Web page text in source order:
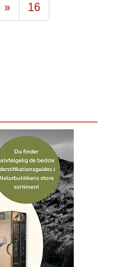
»
Næste
16